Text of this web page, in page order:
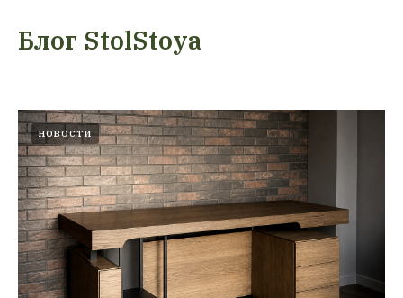
Блог StolStoya
НОВОСТИ